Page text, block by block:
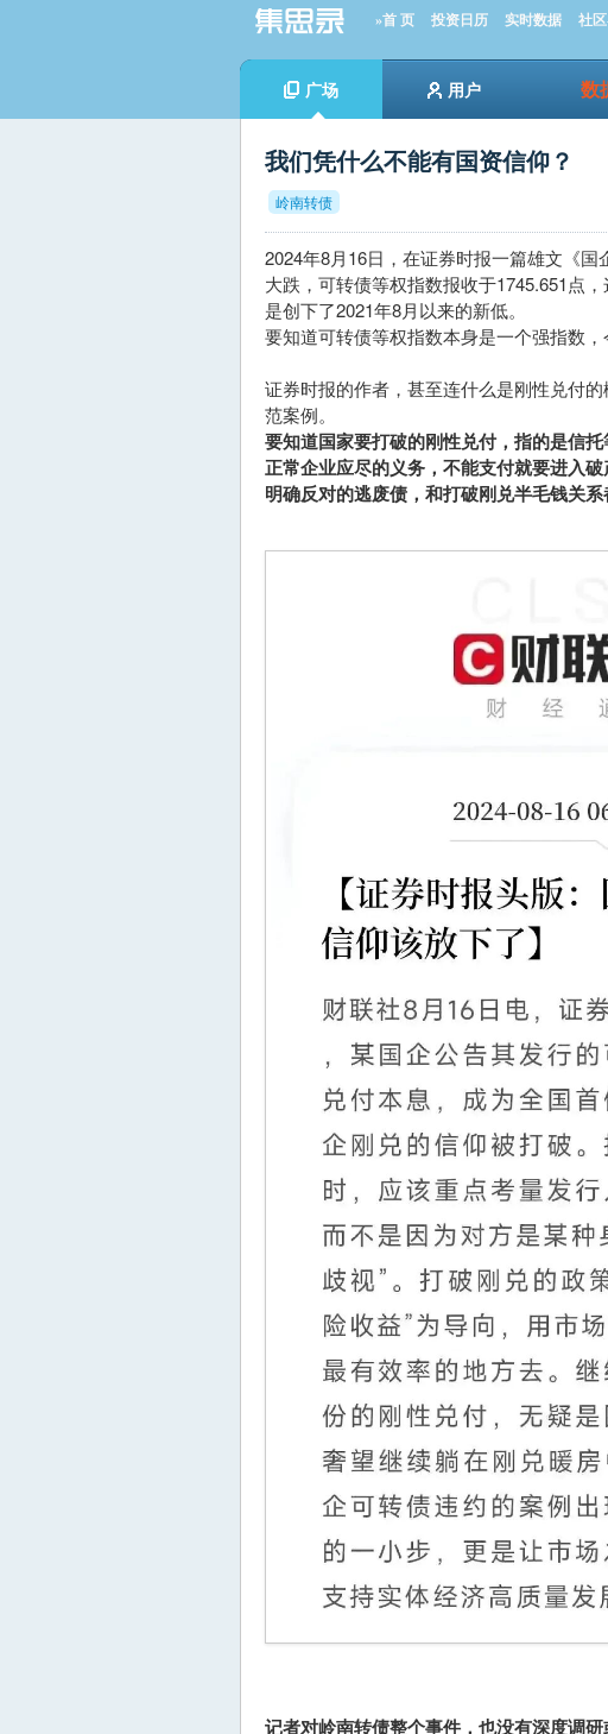
»首 页 投资日历 实时数据 社
广场 用户 数
我们凭什么不能有国资信仰？
岭南转债
2024年8月16日，在证券时报一篇雄文《
大跌，可转债等权指数报收于1745.651点
是创下了2021年8月以来的新低。
要知道可转债等权指数本身是一个强指数，
证券时报的作者，甚至连什么是刚性兑付
范案例。
要知道国家要打破的刚性兑付，指的是信
正常企业应尽的义务，不能支付就要进入
明确反对的逃废债，和打破刚兑半毛钱关系
记者对岭南转债整个事件，也没有深度调